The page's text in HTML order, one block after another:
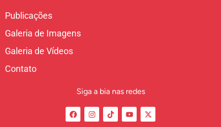
Publicações
Galeria de Imagens
Galeria de Vídeos
Contato
Siga a bia nas redes